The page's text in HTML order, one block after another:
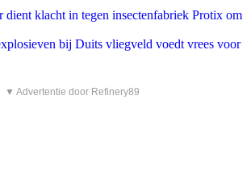
dient klacht in tegen insectenfabriek Protix om
bij Duits vliegveld voedt vrees voor
▼ Advertentie door Refinery89